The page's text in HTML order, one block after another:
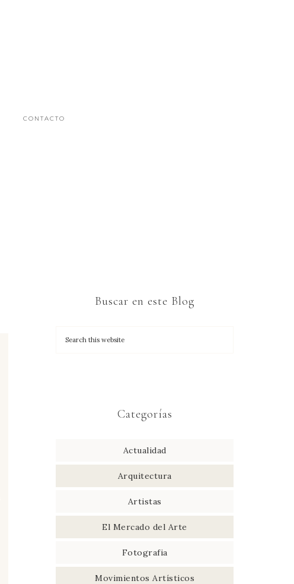
CONTACTO
Buscar en este Blog
Categorías
Actualidad
Arquitectura
Artistas
El Mercado del Arte
Fotografia
Movimientos Artísticos